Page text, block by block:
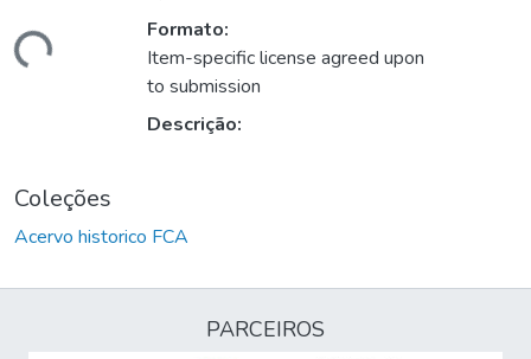
Formato:
Item-specific license agreed upon
to submission
Descrição:
Coleções
Acervo historico FCA
PARCEIROS